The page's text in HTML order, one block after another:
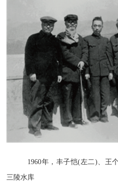
1960年，丰子恺(左二)、王
三陵水库